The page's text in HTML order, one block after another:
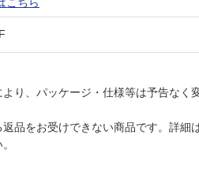
り、パッケージ・仕様等は予告なく
品をお受けできない商品です。詳細